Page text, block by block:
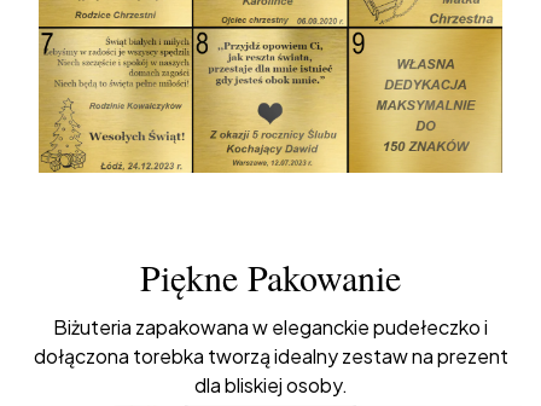
Piękne Pakowanie
Biżuteria zapakowana w eleganckie pudełeczko i
dołączona torebka tworzą idealny zestaw na prezent
dla bliskiej osoby.